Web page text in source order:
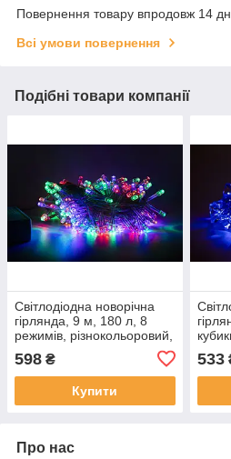
Повернення товару впродовж 14
Всі умови повернення
Подібні товари компанії
Світлодіодна новорічна
гірлянда, 9 м, 180 л, 8
режимів, різнокольоровий,
598 ₴
Купити
533
Про нас